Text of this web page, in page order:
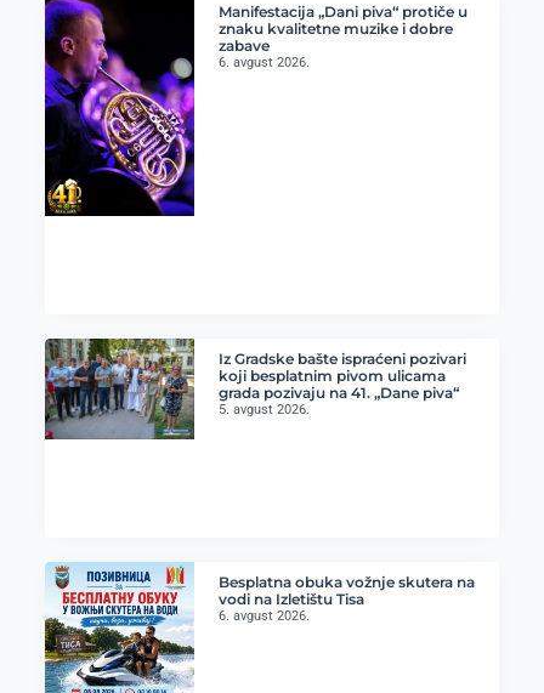
Manifestacija „Dani piva“ protiče u
znaku kvalitetne muzike i dobre
zabave
6. avgust 2026.
Iz Gradske bašte ispraćeni pozivari
koji besplatnim pivom ulicama
grada pozivaju na 41. „Dane piva“
5. avgust 2026.
Besplatna obuka vožnje skutera na
vodi na Izletištu Tisa
6. avgust 2026.